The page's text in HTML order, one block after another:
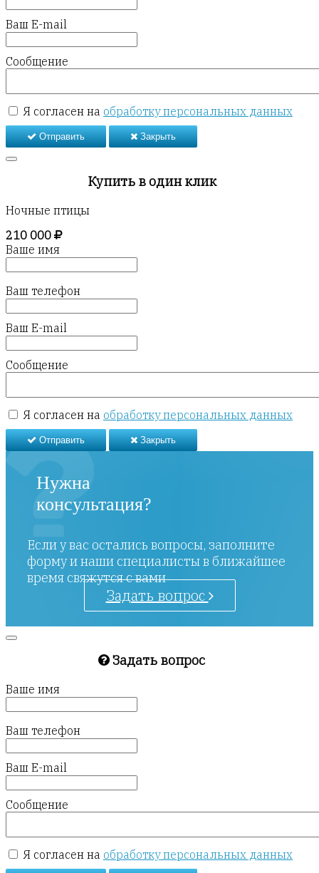
Ваш E-mail
Сообщение
Я согласен на обработку персональных данных
Отправить Закрыть
Купить в один клик
Ночные птицы
210 000
Ваше имя
Ваш телефон
Ваш E-mail
Сообщение
Я согласен на обработку персональных данных
Отправить Закрыть
Нужна
консультация?
Если у вас остались вопросы, заполните
форму и наши специалисты в ближайшее
время свяжутся с вами
Задать вопрос
Задать вопрос
Ваше имя
Ваш телефон
Ваш E-mail
Сообщение
Я согласен на обработку персональных данных